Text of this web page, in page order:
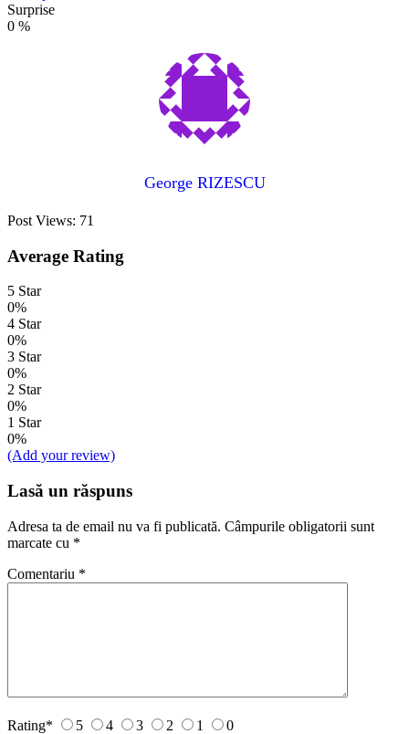
Surprise
0 %
George RIZESCU
Post Views: 71
Average Rating
5 Star
0%
4 Star
0%
3 Star
0%
2 Star
0%
1 Star
0%
(Add your review)
Lasă un răspuns
Adresa ta de email nu va fi publicată. Câmpurile obligatorii sunt
marcate cu *
Comentariu *
Rating* 5 4 3 2 1 0